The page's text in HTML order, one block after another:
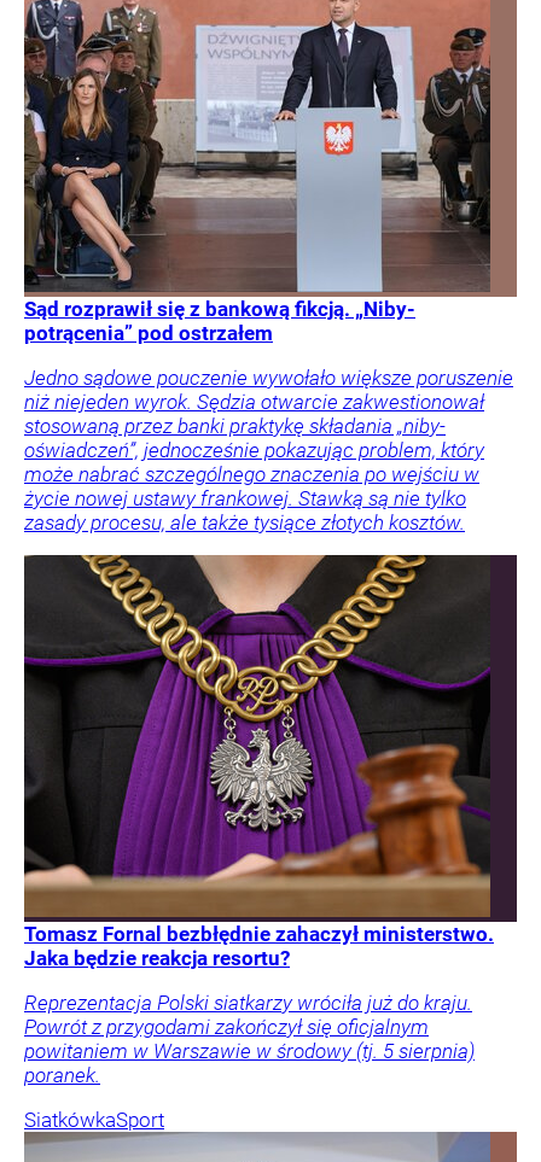
Sąd rozprawił się z bankową fikcją. „Niby-
potrącenia” pod ostrzałem
Jedno sądowe pouczenie wywołało większe poruszenie
niż niejeden wyrok. Sędzia otwarcie zakwestionował
stosowaną przez banki praktykę składania „niby-
oświadczeń”, jednocześnie pokazując problem, który
może nabrać szczególnego znaczenia po wejściu w
życie nowej ustawy frankowej. Stawką są nie tylko
zasady procesu, ale także tysiące złotych kosztów.
Tomasz Fornal bezbłędnie zahaczył ministerstwo.
Jaka będzie reakcja resortu?
Reprezentacja Polski siatkarzy wróciła już do kraju.
Powrót z przygodami zakończył się oficjalnym
powitaniem w Warszawie w środowy (tj. 5 sierpnia)
poranek.
SiatkówkaSport